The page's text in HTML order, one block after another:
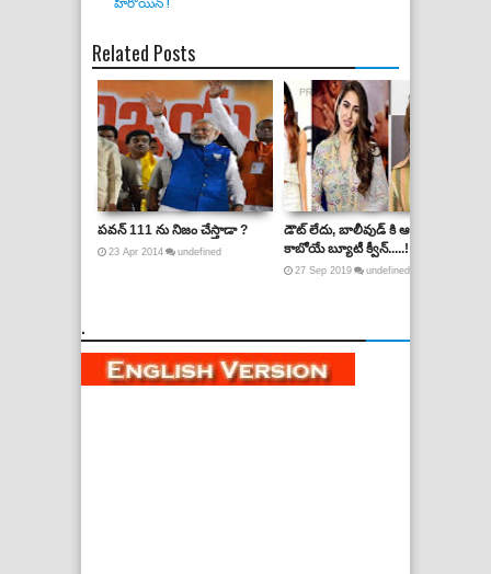
Related Posts
పవన్ 111 ను నిజం చేస్తాడా ?
23 Apr 2014 undefined
డౌట్ లేదు, బాలీవుడ్ కి ఆమే
కాబోయే బ్యూటీ క్వీన్.....!!
27 Sep 2019 undefined
.